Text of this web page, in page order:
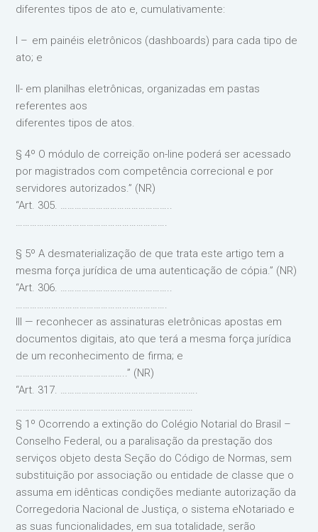
diferentes tipos de ato e, cumulativamente:
I – em painéis eletrônicos (dashboards) para cada tipo de
ato; e
II- em planilhas eletrônicas, organizadas em pastas
referentes aos
diferentes tipos de atos.
§ 4º O módulo de correição on-line poderá ser acessado
por magistrados com competência correcional e por
servidores autorizados.” (NR)
“Art. 305. ………………………………………..
……………………………………………………….
§ 5º A desmaterialização de que trata este artigo tem a
mesma força jurídica de uma autenticação de cópia.” (NR)
“Art. 306. ………………………………………..
……………………………………………………….
III — reconhecer as assinaturas eletrônicas apostas em
documentos digitais, ato que terá a mesma força jurídica
de um reconhecimento de firma; e
………………………………………..” (NR)
“Art. 317. ………………………………………………….
…………………………………………………………………
§ 1º Ocorrendo a extinção do Colégio Notarial do Brasil –
Conselho Federal, ou a paralisação da prestação dos
serviços objeto desta Seção do Código de Normas, sem
substituição por associação ou entidade de classe que o
assuma em idênticas condições mediante autorização da
Corregedoria Nacional de Justiça, o sistema eNotariado e
as suas funcionalidades, em sua totalidade, serão